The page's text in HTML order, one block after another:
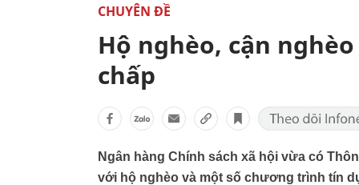
CHUYÊN ĐỀ
Hộ nghèo, cận
chấp
Ngân hàng Chính sách xã hội vừa có
với hộ nghèo và một số chương trình tín